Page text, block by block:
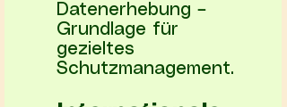
Datenerhebung –
Grundlage für
gezieltes
Schutzmanagement.